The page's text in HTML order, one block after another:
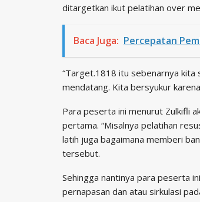
ditargetkan ikut pelatihan over
Baca Juga: Percepatan
“Target.1818 itu sebenarnya kita
mendatang. Kita bersyukur
Para peserta ini menurut Zulkifli
pertama. “Misalnya pelatihan
latih juga bagaimana memberi
tersebut.
Sehingga nantinya para peserta
pernapasan dan atau sirkulasi